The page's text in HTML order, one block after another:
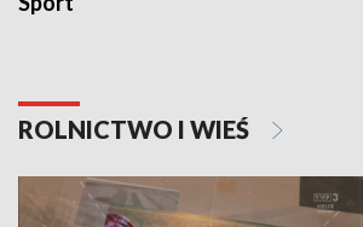
ROLNICTWO I WIEŚ